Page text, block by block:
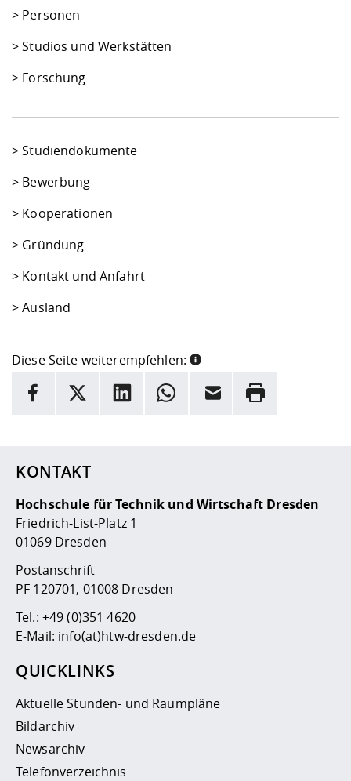
> Personen
>Studios und Werkstätten
> Forschung
>Studiendokumente
> Bewerbung
> Kooperationen
> Gründung
> Kontakt und Anfahrt
> Ausland
Diese Seite weiterempfehlen:
INFORMATION
Facebook
X LinkedInWhatsappE-Mail Drucken
KONTAKT
Hochschule für Technik und Wirtschaft Dresden
Friedrich-List-Platz 1
01069 Dresden
Postanschrift
PF 120701, 01008 Dresden
Tel.: +49 (0)351 4620
E-Mail: info(at)htw-dresden.de
QUICKLINKS
Aktuelle Stunden- und Raumpläne
Bildarchiv
Newsarchiv
Telefonverzeichnis